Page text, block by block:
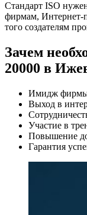
Стандарт ISO
фирмам, Интернет-
того создателям
Зачем
20000 в
Имидж
Выход в
Участие в
Повышение
Гарантия